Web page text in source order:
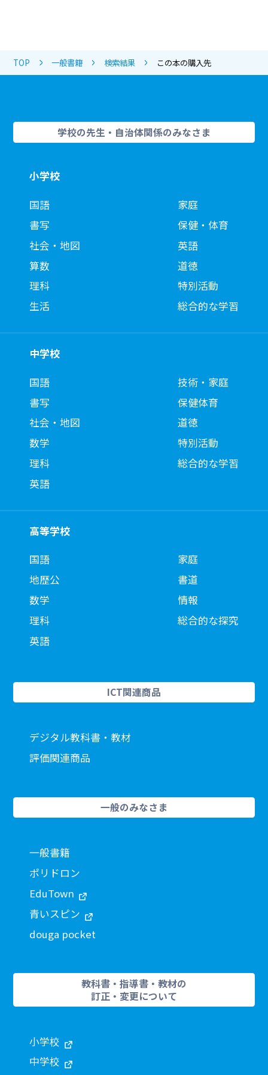
TOP 一般書籍 検索結果 この本の購入先
学校の先生・自治体関係のみなさま
小学校
国語
書写
社会・地図
算数
理科
生活
家庭
保健・体育
英語
道徳
特別活動
総合的な学習
中学校
国語
書写
社会・地図
数学
理科
英語
技術・家庭
保健体育
道徳
特別活動
総合的な学習
高等学校
国語
地歴公
数学
理科
英語
家庭
書道
情報
総合的な探究
ICT関連商品
デジタル教科書・教材
評価関連商品
一般のみなさま
一般書籍
ポリドロン
EduTown
青いスピン
douga pocket
教科書・指導書・教材の
訂正・変更について
小学校
中学校